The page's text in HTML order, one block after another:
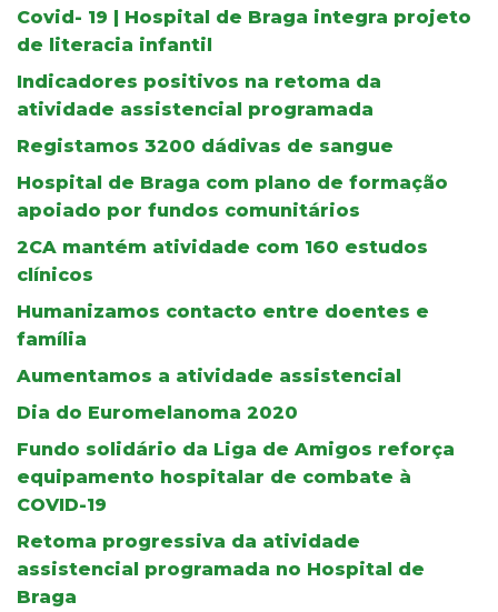
Covid- 19 | Hospital de Braga integra projeto
de literacia infantil
Indicadores positivos na retoma da
atividade assistencial programada
Registamos 3200 dádivas de sangue
Hospital de Braga com plano de formação
apoiado por fundos comunitários
2CA mantém atividade com 160 estudos
clínicos
Humanizamos contacto entre doentes e
família
Aumentamos a atividade assistencial
Dia do Euromelanoma 2020
Fundo solidário da Liga de Amigos reforça
equipamento hospitalar de combate à
COVID-19
Retoma progressiva da atividade
assistencial programada no Hospital de
Braga